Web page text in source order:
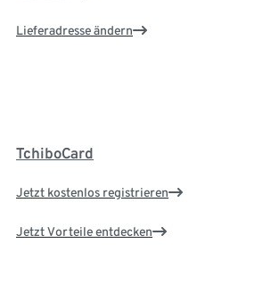
Lieferadresse ändern
TchiboCard
Jetzt kostenlos registrieren
Jetzt Vorteile entdecken